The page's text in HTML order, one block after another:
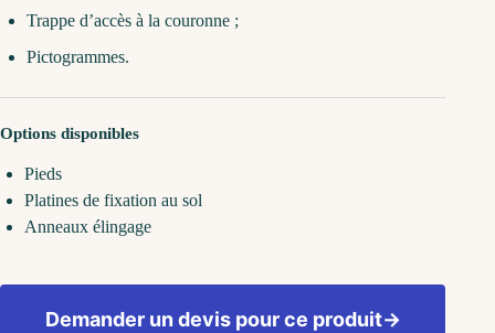
Trappe d’accès à la couronne ;
Pictogrammes.
Options disponibles
Pieds
Platines de fixation au sol
Anneaux élingage
Demander un devis pour ce produit→